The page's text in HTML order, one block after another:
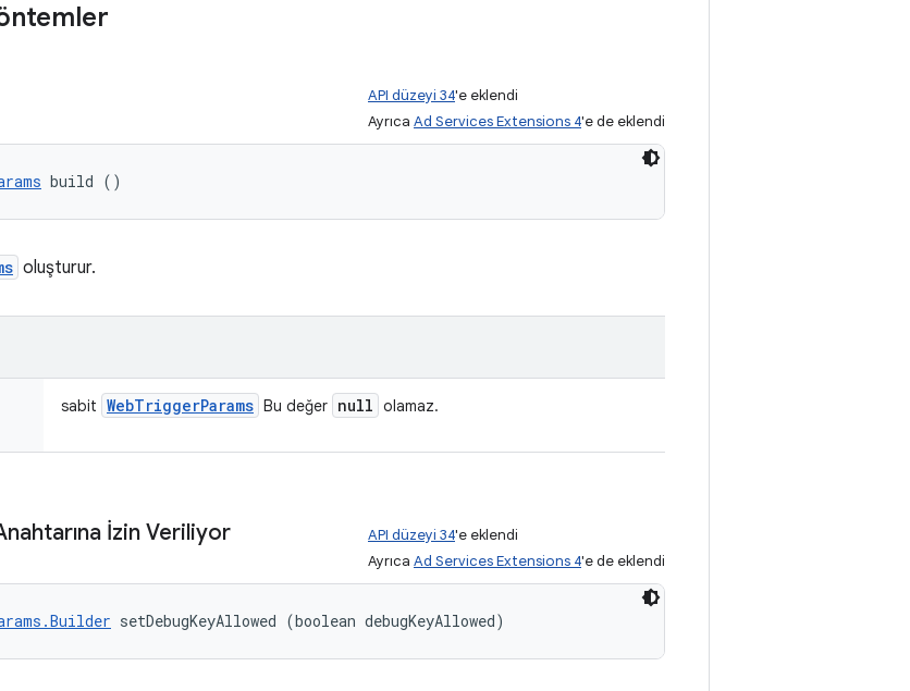
API düzeyi 34'e eklendi
Ayrıca Ad Services Extensions 4'e de eklendi
build ()
oluşturur.
sabit WebTriggerParams Bu değer null olamaz.
İzin Veriliyor API düzeyi 34'e eklendi
Ayrıca Ad Services Extensions 4'e de eklendi
setDebugKeyAllowed (boolean debugKeyAllowed)